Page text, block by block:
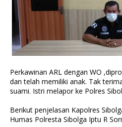
Perkawinan ARL dengan WO
dan telah memiliki anak. Tak
suami. Istri melapor ke Polres
Berikut penjelasan Kapolres
Humas Polresta Sibolga Iptu R